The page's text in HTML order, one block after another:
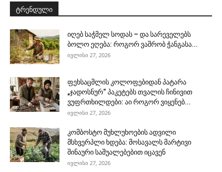
ტრენდული
იღებ საჭმელ სოდას – და სარეველებს
ბოლო ეღება: როგორ ვაშრობ ჭანგასა...
ივლისი 27, 2026
ფეხსაცმლის კოლოფებიდან პატარა
„ჯადოსნურ“ პაკეტებს თვალის ჩინივით
ვუფრთხილდები: აი როგორ ვიყენებ...
ივლისი 27, 2026
კომბოსტო მუხლუხოების ადვილი
მსხვერპლი ხდება: მოსავალს მარტივი
შინაური საშუალებებით იცავენ
ივლისი 27, 2026